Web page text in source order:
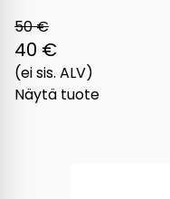
50 €
40 €
(ei sis. ALV)
Näytä tuote